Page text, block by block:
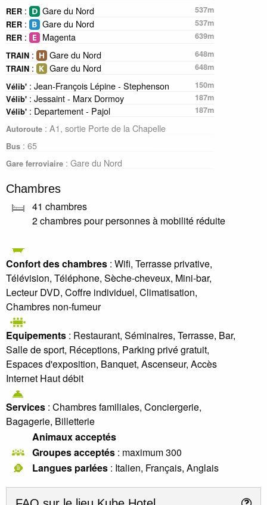
RER : Gare du Nord
537m
RER : Gare du Nord
537m
RER : Magenta
639m
TRAIN : Gare du Nord
648m
TRAIN : Gare du Nord
648m
Vélib' : Jean-François Lépine - Stephenson
150m
Vélib' : Jessaint - Marx Dormoy
187m
Vélib' : Departement - Pajol
187m
Autoroute : A1, sortie Porte de la Chapelle
Bus : 65
Gare ferroviaire : Gare du Nord
Chambres
41 chambres
2 chambres pour personnes à mobilité réduite
Confort des chambres : Wifi, Terrasse privative,
Télévision, Téléphone, Sèche-cheveux, Mini-bar,
Lecteur DVD, Coffre individuel, Climatisation,
Chambres non-fumeur
Equipements : Restaurant, Séminaires, Terrasse, Bar,
Salle de sport, Réceptions, Parking privé gratuit,
Espaces d'exposition, Banquet, Ascenseur, Accès
Internet Haut débit
Services : Chambres familiales, Conciergerie,
Bagagerie, Billetterie
Animaux acceptés
Groupes acceptés : maximum 300
Langues parlées : Italien, Français, Anglais